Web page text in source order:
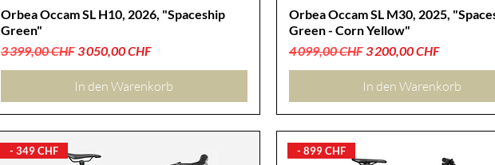
Orbea Occam SL H10, 2026, "Spaceship
Green"
Standardpreis
3 399,00 CHF Sale-Preis
3 050,00 CHF
In den Warenkorb
Orbea Occam SL M30, 2025,
Green - Corn Yellow"
Standardpreis
4 099,00 CHF Sale-Preis
3 200,00 CHF
In den Warenkorb
- 349 CHF - 899 CHF